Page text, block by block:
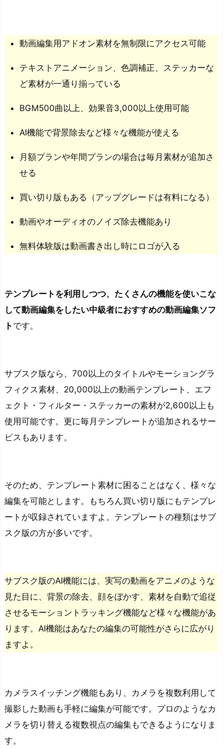
動
画
を
制
し
う
動画編集用アドオン素材を無制限にアクセス可能
テキストアニメーション、色調補正、ステッカーな
ど素材が一通り揃っている
BGM500曲以上、効果音3,000以上使用可能
AI機能で背景除去など様々な機能が使える
月額プランや年間プランの場合は毎月素材が追加さ
せる
買い切り版もある（アップグレードは有料になる）
動画やオーディオのノイズ除去機能あり
無料体験版は動画書き出し時にロゴが入る
テンプレートを利用しつつ、たくさんの機能を使いこな
して動画編集をしたい中級者におすすめの動画編集ソフ
ト です。
サブスク版なら、700以上のタイトルやモーショングラ
フィクス素材、20,000以上の動画テンプレート、エフ
ェクト・フィルター・ステッカーの素材が2,600以上も
使用可能です。 更に毎月テンプレートが追加されるサー
ビスもあります。
そのため、テンプレート素材に困ることはなく、様々な
編集を可能とします。もちろん買い切り版にもテンプレ
ートが収録されていますよ。テンプレートの種類はサブ
スク版の方が多いです。
サブスク版のAI機能には、実写の動画をアニメのような
見た目に、背景の除去、顔をぼかす、素材を自動で追従
させるモーショントラッキング機能など様々な機能があ
ります。AI機能はあなたの編集の可能性がさらに広がり
ますよ。
カメラスイッチング機能もあり、カメラを複数利用して
撮影した動画も手軽に編集が可能です。プロのようなカ
メラを切り替える複数視点の編集もできるようになりま
す。